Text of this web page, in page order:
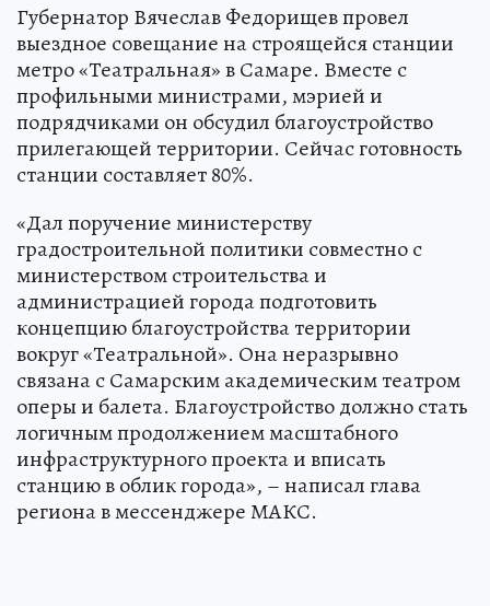
Губернатор Вячеслав Федорищев провел
выездное совещание на строящейся станции
метро «Театральная» в Самаре. Вместе с
профильными министрами, мэрией и
подрядчиками он обсудил благоустройство
прилегающей территории. Сейчас готовность
станции составляет 80%.
«Дал поручение министерству
градостроительной политики совместно с
министерством строительства и
администрацией города подготовить
концепцию благоустройства территории
вокруг «Театральной». Она неразрывно
связана с Самарским академическим театром
оперы и балета. Благоустройство должно стать
логичным продолжением масштабного
инфраструктурного проекта и вписать
станцию в облик города», – написал глава
региона в мессенджере МАКС.